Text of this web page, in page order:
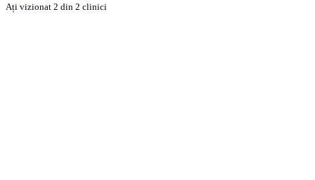
Ați vizionat 2 din 2 clinici